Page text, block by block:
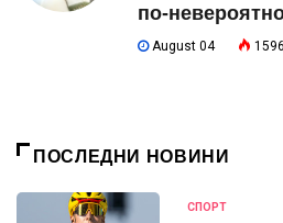
по-
August 04 1596
ПОСЛЕДНИ НОВИНИ
СПОРТ